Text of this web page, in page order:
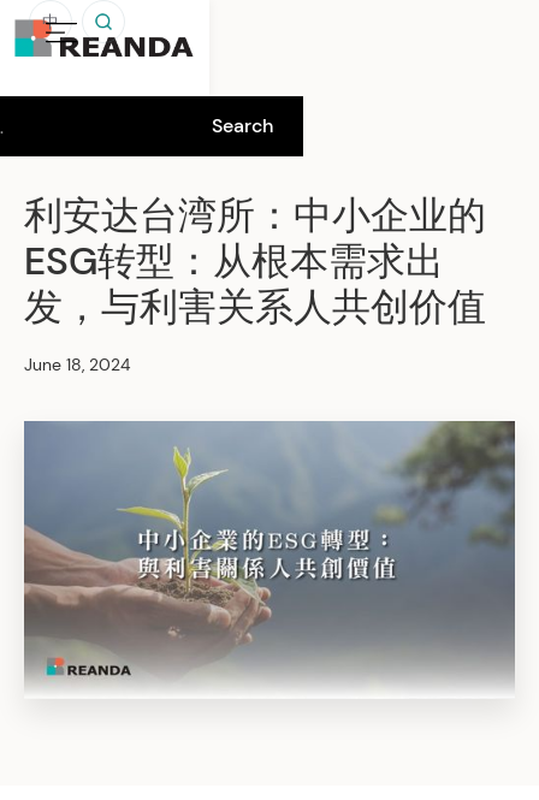
中
利安达台湾所：中小企业的
ESG转型：从根本需求出
发，与利害关系人共创价值
June 18, 2024